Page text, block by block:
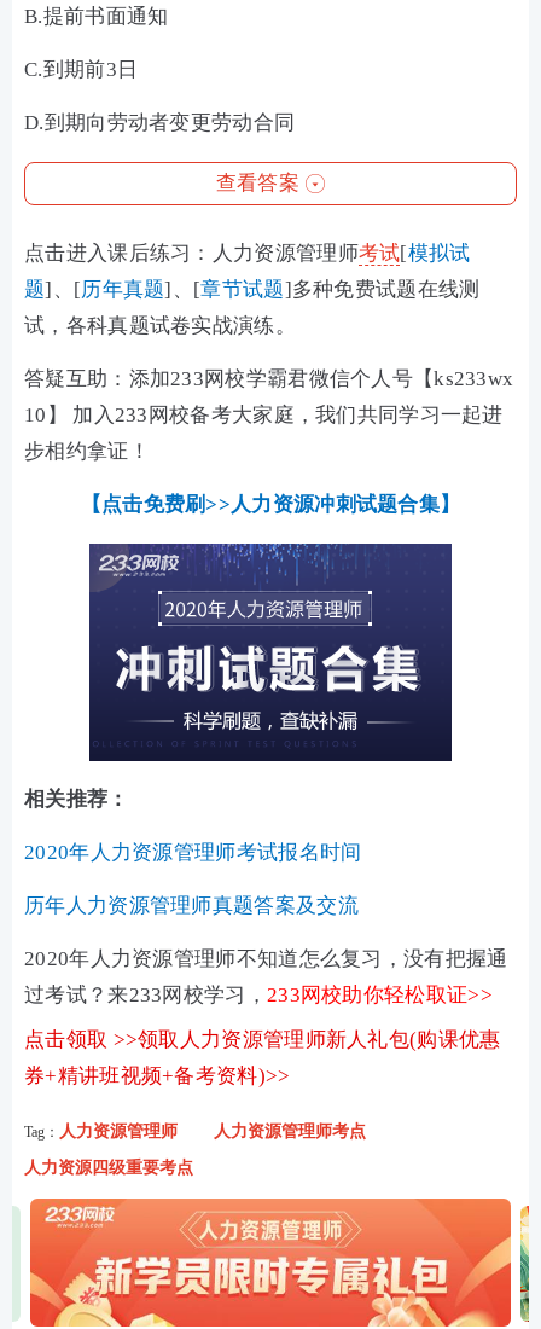
B.提前书面通知
C.到期前3日
D.到期向劳动者变更劳动合同
查看答案
点击进入课后练习：人力资源管理师考试[模拟试
题]、[历年真题]、[章节试题]多种免费试题在线测
试，各科真题试卷实战演练。
答疑互助：添加233网校学霸君微信个人号【ks233wx
10】 加入233网校备考大家庭，我们共同学习一起进
步相约拿证！
【点击免费刷>>人力资源冲刺试题合集】
相关推荐：
2020年人力资源管理师考试报名时间
历年人力资源管理师真题答案及交流
2020年人力资源管理师不知道怎么复习，没有把握通
过考试？来233网校学习， 233网校助你轻松取证>>
点击领取 >>领取人力资源管理师新人礼包(购课优惠
券+精讲班视频+备考资料)>>
Tag： 人力资源管理师
人力资源管理师考点
人力资源四级重要考点